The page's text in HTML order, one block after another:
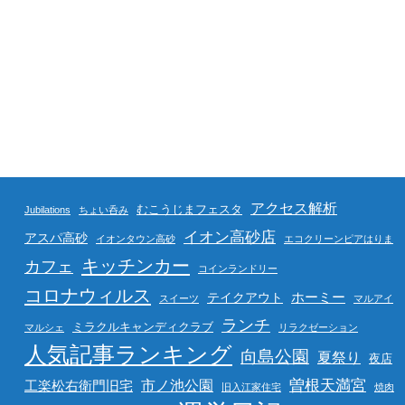
Jubilations ちょい呑み むこうじまフェスタ アクセス解析
アスパ高砂 イオンタウン高砂 イオン高砂店 エコクリーンピアはりま
カフェ キッチンカー コインランドリー
コロナウィルス スイーツ テイクアウト ホーミー マルアイ
マルシェ ミラクルキャンディクラブ ランチ リラクゼーション
人気記事ランキング 向島公園 夏祭り 夜店
工楽松右衛門旧宅 市ノ池公園 旧入江家住宅 曽根天満宮 焼肉